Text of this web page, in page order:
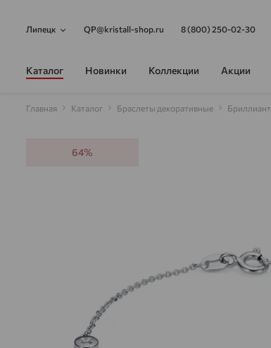
Липецк QP@kristall-shop.ru 8 (800) 250-02-30
Каталог Новинки Коллекции Акции
Главная Каталог Браслеты декоративные Бриллиант
64%